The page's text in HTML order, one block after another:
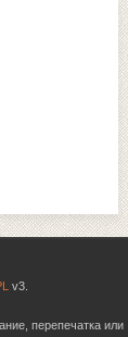
v3.
перепечатка или